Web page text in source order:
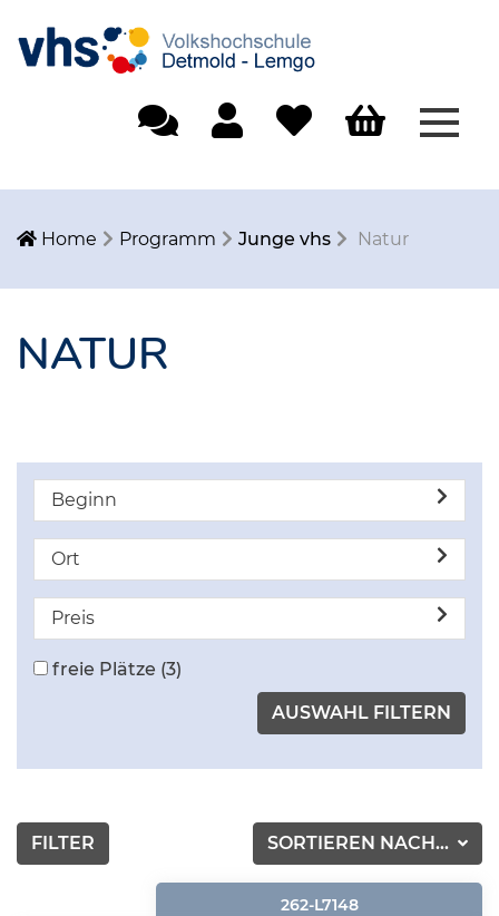
Home Programm Junge vhs Natur
NATUR
Beginn
Ort
Preis
freie Plätze (3)
SORTIEREN NACH...
FILTER
262-L7148